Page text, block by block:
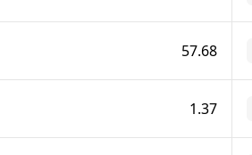
57.68
1.37